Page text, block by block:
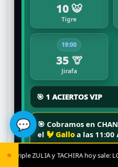
sale: LOTERIA al 8621 luego envía
10 🐯
Tigre
19:00
35 🦒
Jirafa
🎯 1 ACIERTOS VIP
🎯 Cobramos en
el 🐓 Galloa las 11:00
🔥Fue VIP
📲 Envía
💬